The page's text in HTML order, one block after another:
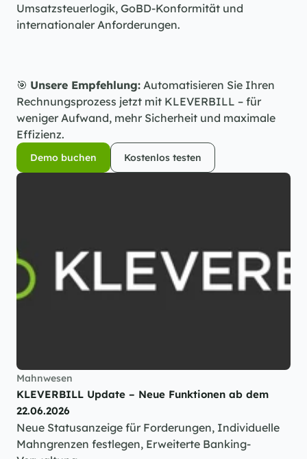
Umsatzsteuerlogik, GoBD-Konformität und
internationaler Anforderungen.
🎯 Unsere Empfehlung: Automatisieren Sie Ihren
Rechnungsprozess jetzt mit KLEVERBILL – für
weniger Aufwand, mehr Sicherheit und maximale
Effizienz.
Demo buchen
Kostenlos testen
Mahnwesen
KLEVERBILL Update – Neue Funktionen ab dem
22.06.2026
Neue Statusanzeige für Forderungen, Individuelle
Mahngrenzen festlegen, Erweiterte Banking-